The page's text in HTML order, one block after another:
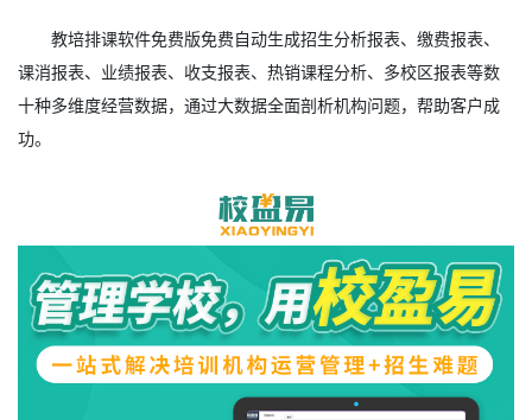
教培排课软件免费版免费自动生成招生分析报表、缴费报表、
课消报表、业绩报表、收支报表、热销课程分析、多校区报表等数
十种多维度经营数据，通过大数据全面剖析机构问题，帮助客户成
功。